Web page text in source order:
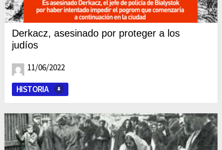
Derkacz, asesinado por proteger a los
judíos
11/06/2022
HISTORIA